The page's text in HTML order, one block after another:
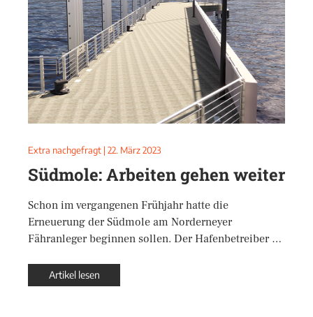
Extra nachgefragt | 22. März 2023
Südmole: Arbeiten gehen weiter
Schon im vergangenen Frühjahr hatte die
Erneuerung der Südmole am Norderneyer
Fähranleger beginnen sollen. Der Hafenbetreiber …
Artikel lesen